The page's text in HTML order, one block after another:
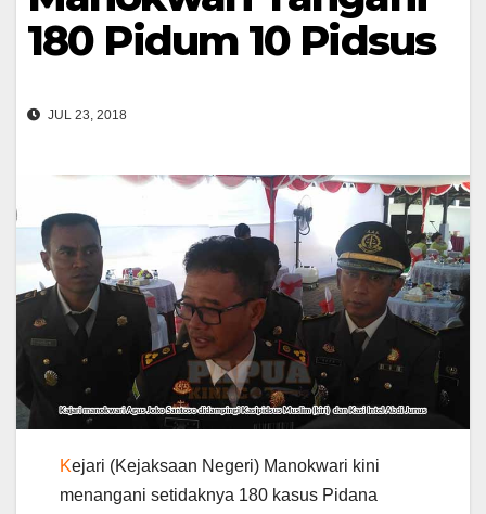
180 Pidum 10 Pidsus
JUL 23, 2018
Kejari (Kejaksaan Negeri) Manokwari kini
menangani setidaknya 180 kasus Pidana